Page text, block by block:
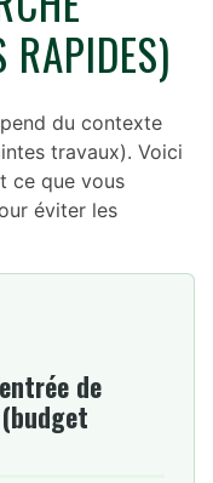
RAPIDES)
du contexte
travaux). Voici
ce que vous
éviter les
de